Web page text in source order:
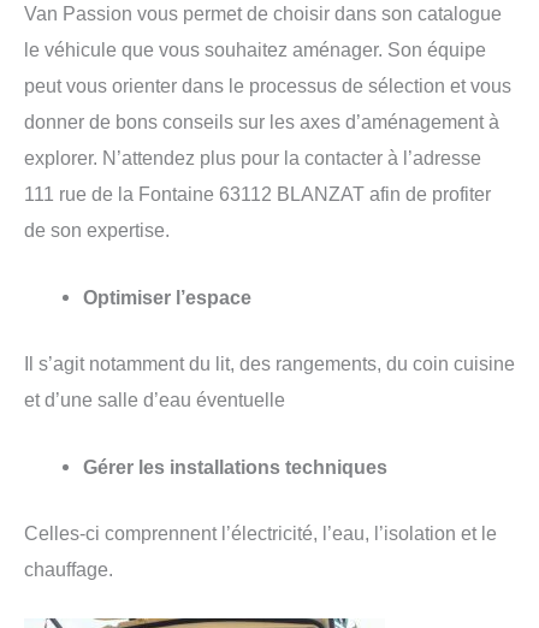
Van Passion vous permet de choisir dans son catalogue
le véhicule que vous souhaitez aménager. Son équipe
peut vous orienter dans le processus de sélection et vous
donner de bons conseils sur les axes d’aménagement à
explorer. N’attendez plus pour la contacter à l’adresse
111 rue de la Fontaine 63112 BLANZAT afin de profiter
de son expertise.
Optimiser l’espace
Il s’agit notamment du lit, des rangements, du coin cuisine
et d’une salle d’eau éventuelle
Gérer les installations techniques
Celles-ci comprennent l’électricité, l’eau, l’isolation et le
chauffage.